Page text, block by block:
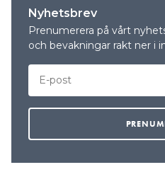
Nyhetsbrev
Prenumerera på vårt
och bevakningar rakt ner i